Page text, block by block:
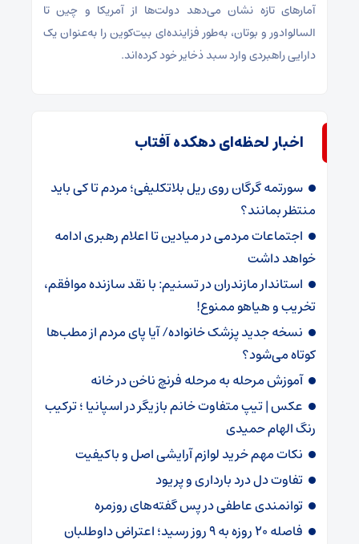
آمارهای تازه نشان می‌دهد دولت‌ها از آمریکا و چین تا
السالوادور و بوتان، به‌طور فزاینده‌ای بیت‌کوین را به‌عنوان یک
دارایی راهبردی وارد سبد ذخایر خود کرده‌اند.
اخبار لحظه‌ای دهکده آفتاب
سورتمه گرگان روی ریل بلاتکلیفی؛ مردم تا کی باید
منتظر بمانند؟
اجتماعات مردمی در میادین تا اعلام رهبری ادامه
خواهد داشت
استاندار مازندران در تسنیم: با نقد سازنده موافقم،
تخریب و هیاهو ممنوع!
نسخه جدید پزشک خانواده/ آیا پای مردم از مطب‌ها‌
کوتاه می‌شود؟
آموزش مرحله به مرحله فرنچ ناخن در خانه
عکس | تیپ متفاوت خانم بازیگر در اسپانیا ؛ ترکیب
رنگ الهام حمیدی
نکات مهم خرید لوازم آرایشی اصل و باکیفیت
تفاوت دل درد بارداری و پریود
توانمندی عاطفی در پس گفته‌های روزمره
فاصله ۲۰ روزه به ۹ روز رسید؛ اعتراض داوطلبان